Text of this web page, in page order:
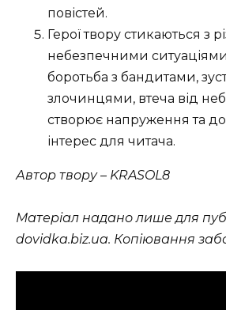
повістей.
Герої твору стикаються з
небезпечними
боротьба з бандитами,
злочинцями, втеча від
створює напруження та
інтерес для читача.
Автор твору – KRASOL8
Матеріал надано лише для
dovidka.biz.ua. Копіювання